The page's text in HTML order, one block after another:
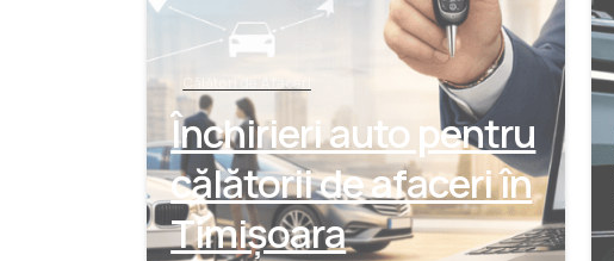
Călători de Afaceri
Închirieri auto pentru
călătorii de afaceri în
Timișoara